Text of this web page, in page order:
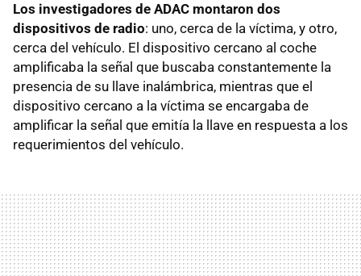
Los investigadores de ADAC montaron dos
dispositivos de radio: uno, cerca de la víctima, y otro,
cerca del vehículo. El dispositivo cercano al coche
amplificaba la señal que buscaba constantemente la
presencia de su llave inalámbrica, mientras que el
dispositivo cercano a la víctima se encargaba de
amplificar la señal que emitía la llave en respuesta a los
requerimientos del vehículo.